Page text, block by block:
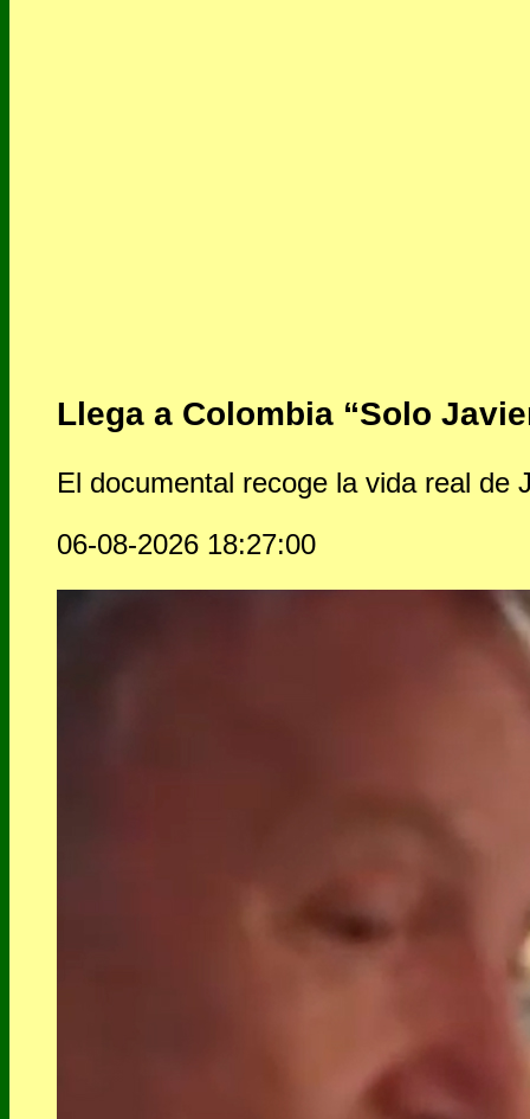
Llega a Colombia “Solo
El documental recoge la vida real de
06-08-2026 18:27:00